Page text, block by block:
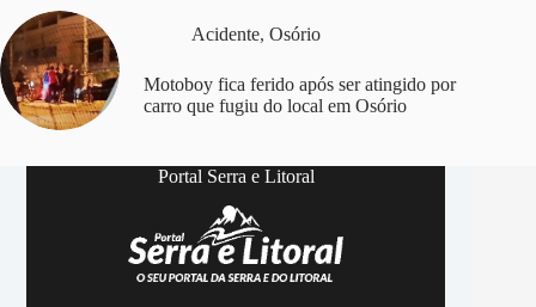
Acidente, Osório
Motoboy fica ferido após ser atingido por
carro que fugiu do local em Osório
Portal Serra e Litoral